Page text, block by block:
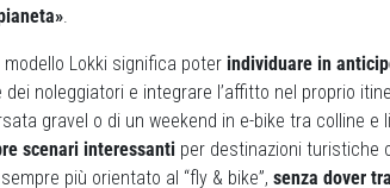
.
Lokki significa poter individuare in
noleggiatori e integrare l’affitto nel proprio
gravel o di un weekend in e-bike tra colline e
scenari interessanti per destinazioni turistiche
più orientato al “fly & bike”, senza dover